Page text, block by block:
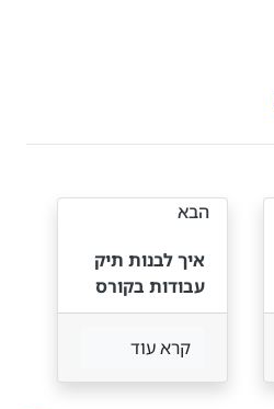
הבא
איך לבנות תיק
עבודות בקורס
תכנות — מדריך
מעשי
קרא עוד